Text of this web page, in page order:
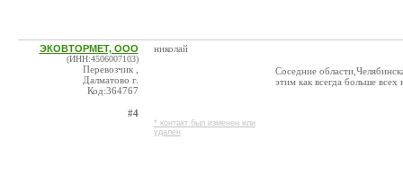
ЭКОВТОРМЕТ, ООО
(ИНН:4506007103)
Перевозчик ,
Далматово г.
Код:364767
#4
николай
* контакт был изменен или
удален
Соседние
этим как всегда больше всех